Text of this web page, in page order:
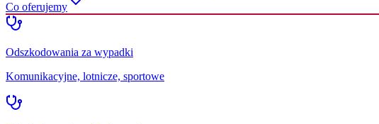
Co oferujemy
Odszkodowania za wypadki
Komunikacyjne, lotnicze, sportowe